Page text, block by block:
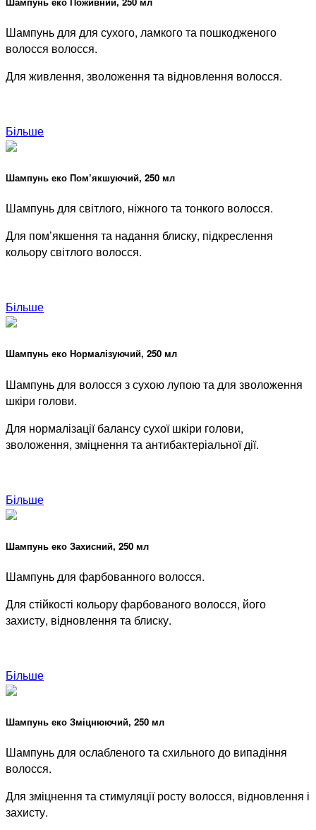
Шампунь для для сухого, ламкого та пошкодженого
волосся волосся.
Для живлення, зволоження та відновлення волосся.
Більше
Шампунь еко Пом’якшуючий, 250 мл
Шампунь для світлого, ніжного та тонкого волосся.
Для пом’якшення та надання блиску, підкреслення
кольору світлого волосся.
Більше
Шампунь еко Нормалізуючий, 250 мл
Шампунь для волосся з сухою лупою та для зволоження
шкіри голови.
Для нормалізації балансу сухої шкіри голови,
зволоження, зміцнення та антибактеріальної дії.
Більше
Шампунь еко Захисний, 250 мл
Шампунь для фарбованного волосся.
Для стійкості кольору фарбованого волосся, його
захисту, відновлення та блиску.
Більше
Шампунь еко Зміцнюючий, 250 мл
Шампунь для ослабленого та схильного до випадіння
волосся.
Для зміцнення та стимуляції росту волосся, відновлення і
захисту.